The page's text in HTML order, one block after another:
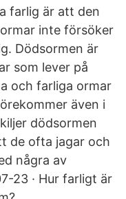
farlig är att den
inte försöker
Dödsormen är
som lever på
och farliga ormar
även i
dödsormen
de ofta jagar och
några av
23 · Hur farligt är